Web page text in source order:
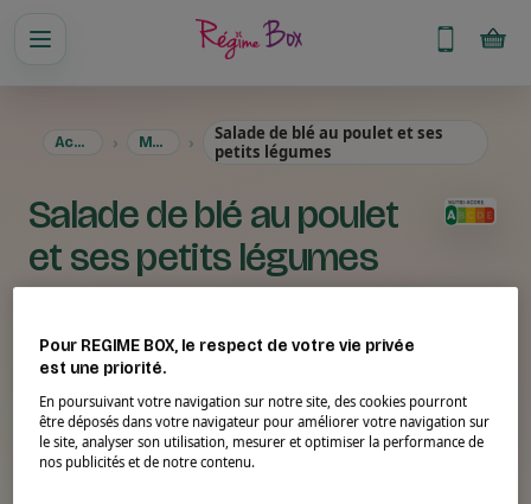
Accueil Menus
Salade de blé au poulet et ses
petits légumes
Salade de blé au poulet
et ses petits légumes
Pour REGIME BOX, le respect de votre vie privée
est une priorité.
En poursuivant votre navigation sur notre site, des cookies pourront
être déposés dans votre navigateur pour améliorer votre navigation sur
le site, analyser son utilisation, mesurer et optimiser la performance de
nos publicités et de notre contenu.